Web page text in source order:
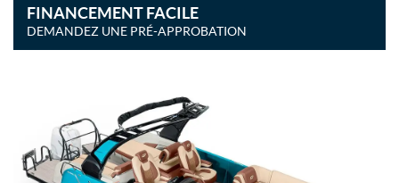
FINANCEMENT FACILE
DEMANDEZ UNE PRÉ-APPROBATION